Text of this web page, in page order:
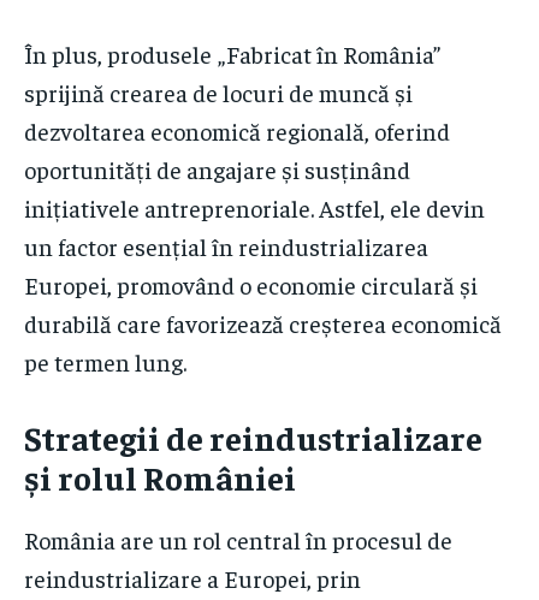
În plus, produsele „Fabricat în România”
sprijină crearea de locuri de muncă și
dezvoltarea economică regională, oferind
oportunități de angajare și susținând
inițiativele antreprenoriale. Astfel, ele devin
un factor esențial în reindustrializarea
Europei, promovând o economie circulară și
durabilă care favorizează creșterea economică
pe termen lung.
Strategii de reindustrializare
și rolul României
România are un rol central în procesul de
reindustrializare a Europei, prin